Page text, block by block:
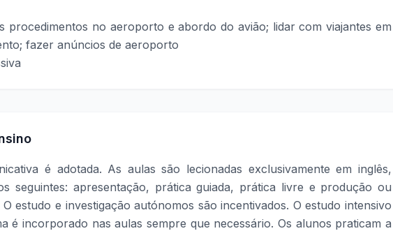
procedimentos no aeroporto e abordo do avião; lidar com viajantes em
fazer anúncios de aeroporto
é adotada. As aulas são lecionadas exclusivamente em inglês,
seguintes: apresentação, prática guiada, prática livre e produção ou
estudo e investigação autónomos são incentivados. O estudo intensivo
é incorporado nas aulas sempre que necessário. Os alunos praticam a